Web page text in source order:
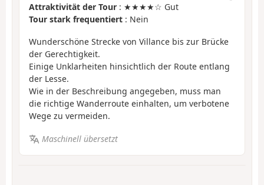
Attraktivität der Tour : ★★★★☆ Gut
Tour stark frequentiert : Nein
Wunderschöne Strecke von Villance bis zur Brücke
der Gerechtigkeit.
Einige Unklarheiten hinsichtlich der Route entlang
der Lesse.
Wie in der Beschreibung angegeben, muss man
die richtige Wanderroute einhalten, um verbotene
Wege zu vermeiden.
Maschinell übersetzt